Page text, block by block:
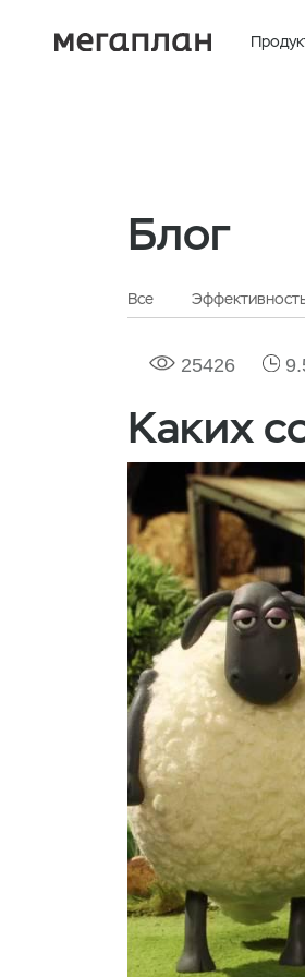
Блог
Все
25426
Каких